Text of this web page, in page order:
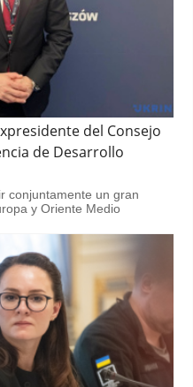
del Consejo
de Desarrollo
conjuntamente un gran
y Oriente Medio